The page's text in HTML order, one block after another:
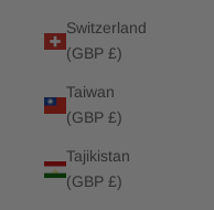
Switzerland
(GBP £)
Taiwan
(GBP £)
Tajikistan
(GBP £)